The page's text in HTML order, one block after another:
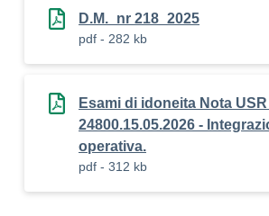
D.M._nr 218_2025
pdf - 282 kb
Esami di idoneita Nota
24800.15.05.2026 -
operativa.
pdf - 312 kb